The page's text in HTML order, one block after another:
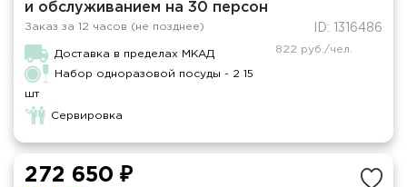
и обслуживанием на 30 персон
Заказ за 12 часов (не позднее) ID: 1316486
Доставка в пределах МКАД
Набор одноразовой посуды - 2 15
шт
Сервировка
822 руб./чел.
272 650 ₽